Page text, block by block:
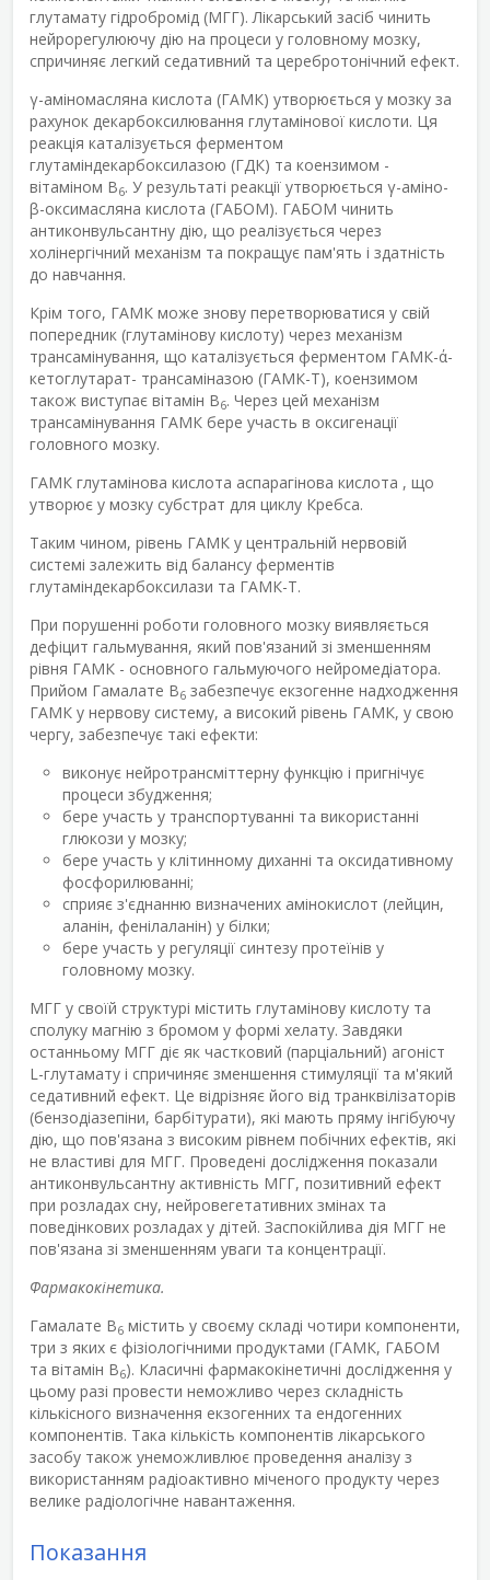
глутамату гідробромід (МГГ). Лікарський засіб чинить
нейрорегулюючу дію на процеси у головному мозку,
спричиняє легкий седативний та церебротонічний ефект.
γ-аміномасляна кислота (ГАМК) утворюється у мозку за
рахунок декарбоксилювання глутамінової кислоти. Ця
реакція каталізується ферментом
глутаміндекарбоксилазою (ГДК) та коензимом -
вітаміном В6. У результаті реакції утворюється γ-аміно-
β-оксимасляна кислота (ГАБОМ). ГАБОМ чинить
антиконвульсантну дію, що реалізується через
холінергічний механізм та покращує пам'ять і здатність
до навчання.
Крім того, ГАМК може знову перетворюватися у свій
попередник (глутамінову кислоту) через механізм
трансамінування, що каталізується ферментом ГАМК-ά-
кетоглутарат- трансаміназою (ГАМК-Т), коензимом
також виступає вітамін В6. Через цей механізм
трансамінування ГАМК бере участь в оксигенації
головного мозку.
ГАМК глутамінова кислота аспарагінова кислота , що
утворює у мозку субстрат для циклу Кребса.
Таким чином, рівень ГАМК у центральній нервовій
системі залежить від балансу ферментів
глутаміндекарбоксилази та ГАМК-Т.
При порушенні роботи головного мозку виявляється
дефіцит гальмування, який пов'язаний зі зменшенням
рівня ГАМК - основного гальмуючого нейромедіатора.
Прийом Гамалате В6 забезпечує екзогенне надходження
ГАМК у нервову систему, а високий рівень ГАМК, у свою
чергу, забезпечує такі ефекти:
виконує нейротрансміттерну функцію і пригнічує
процеси збудження;
бере участь у транспортуванні та використанні
глюкози у мозку;
бере участь у клітинному диханні та оксидативному
фосфорилюванні;
сприяє з'єднанню визначених амінокислот (лейцин,
аланін, фенілаланін) у білки;
бере участь у регуляції синтезу протеїнів у
головному мозку.
МГГ у своїй структурі містить глутамінову кислоту та
сполуку магнію з бромом у формі хелату. Завдяки
останньому МГГ діє як частковий (парціальний) агоніст
L-глутамату і спричиняє зменшення стимуляції та м'який
седативний ефект. Це відрізняє його від транквілізаторів
(бензодіазепіни, барбітурати), які мають пряму інгібуючу
дію, що пов'язана з високим рівнем побічних ефектів, які
не властиві для МГГ. Проведені дослідження показали
антиконвульсантну активність МГГ, позитивний ефект
при розладах сну, нейровегетативних змінах та
поведінкових розладах у дітей. Заспокійлива дія МГГ не
пов'язана зі зменшенням уваги та концентрації.
Фармакокінетика.
Гамалате В6 містить у своєму складі чотири компоненти,
три з яких є фізіологічними продуктами (ГАМК, ГАБОМ
та вітамін В6). Класичні фармакокінетичні дослідження у
цьому разі провести неможливо через складність
кількісного визначення екзогенних та ендогенних
компонентів. Така кількість компонентів лікарського
засобу також унеможливлює проведення аналізу з
використанням радіоактивно міченого продукту через
велике радіологічне навантаження.
Показання